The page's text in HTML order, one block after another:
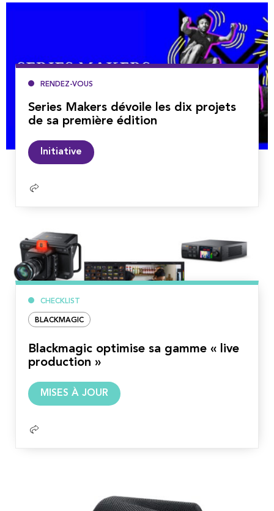
RENDEZ-VOUS
Series Makers dévoile les dix projets
de sa première édition
Initiative
CHECKLIST
BLACKMAGIC
Blackmagic optimise sa gamme « live
production »
MISES À JOUR